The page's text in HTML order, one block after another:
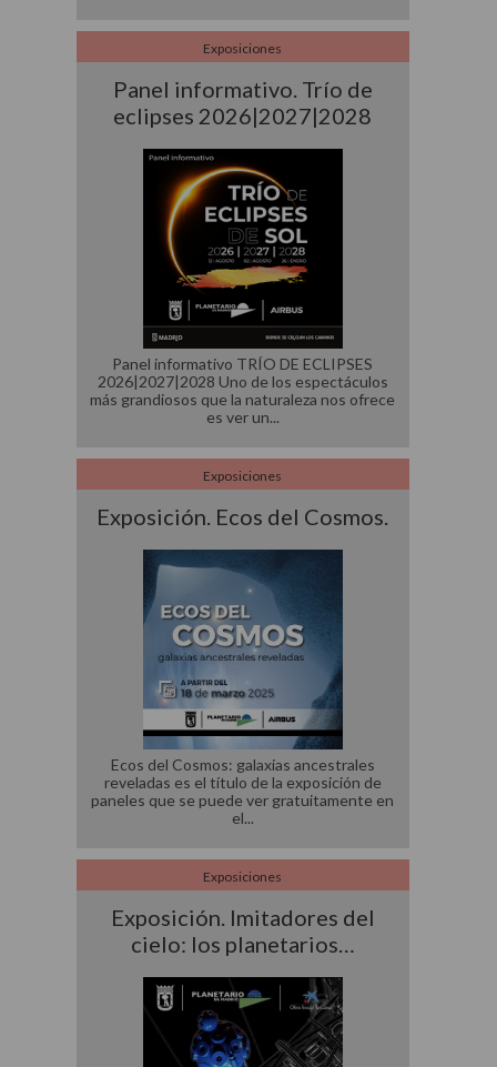
Panel informativo. Trío de
eclipses 2026|2027|2028
Exposiciones
Panel informativo TRÍO DE ECLIPSES
2026|2027|2028 Uno de los espectáculos
más grandiosos que la naturaleza nos ofrece
es ver un
Exposición. Ecos del Cosmos.
Exposiciones
Ecos del Cosmos: galaxias ancestrales
reveladas es el título de la exposición de
paneles que se puede ver gratuitamente en
el
Exposición. Imitadores del
cielo: los planetarios…
Exposiciones